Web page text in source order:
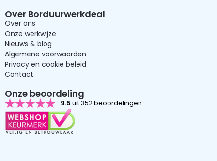
Over Borduurwerkdeal
Over ons
Onze werkwijze
Nieuws & blog
Algemene voorwaarden
Privacy en cookie beleid
Contact
Onze beoordeling
9.5 uit 352 beoordelingen